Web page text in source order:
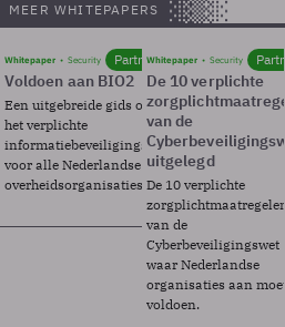
MEER WHITEPAPERS
Whitepaper Security Partner
Voldoen aan BIO2
Een uitgebreide gids over BIO2,
het verplichte
informatiebeveiligingsframework
voor alle Nederlandse
overheidsorganisaties.
Whitepaper Security
De 10 verplichte
van de
uitgelegd
De 10 verplichte
zorgplichtmaatregelen
van de
Cyberbeveiligingswet
waar Nederlandse
organisaties aan
voldoen.